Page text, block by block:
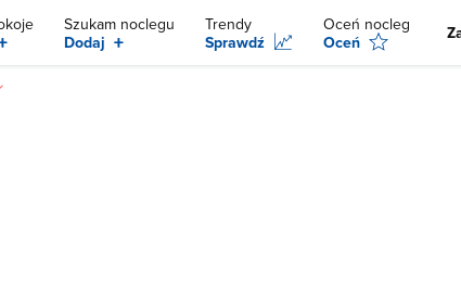
Szukam noclegu
Dodaj +
Trendy
Sprawdź
Oceń nocleg
Oceń